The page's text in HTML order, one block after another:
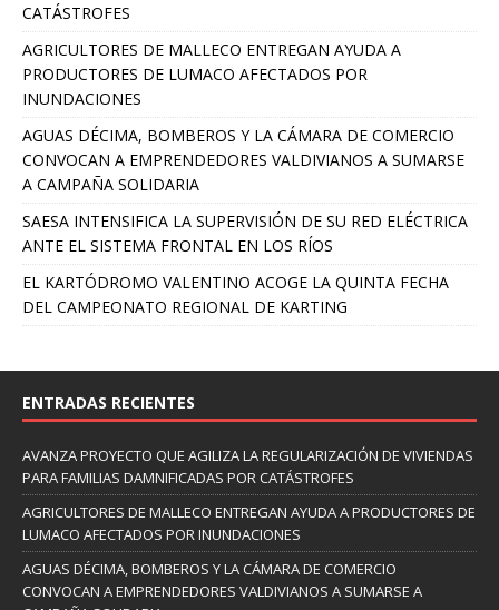
CATÁSTROFES
AGRICULTORES DE MALLECO ENTREGAN AYUDA A
PRODUCTORES DE LUMACO AFECTADOS POR
INUNDACIONES
AGUAS DÉCIMA, BOMBEROS Y LA CÁMARA DE COMERCIO
CONVOCAN A EMPRENDEDORES VALDIVIANOS A SUMARSE
A CAMPAÑA SOLIDARIA
SAESA INTENSIFICA LA SUPERVISIÓN DE SU RED ELÉCTRICA
ANTE EL SISTEMA FRONTAL EN LOS RÍOS
EL KARTÓDROMO VALENTINO ACOGE LA QUINTA FECHA
DEL CAMPEONATO REGIONAL DE KARTING
ENTRADAS RECIENTES
AVANZA PROYECTO QUE AGILIZA LA REGULARIZACIÓN DE VIVIENDAS
PARA FAMILIAS DAMNIFICADAS POR CATÁSTROFES
AGRICULTORES DE MALLECO ENTREGAN AYUDA A PRODUCTORES DE
LUMACO AFECTADOS POR INUNDACIONES
AGUAS DÉCIMA, BOMBEROS Y LA CÁMARA DE COMERCIO
CONVOCAN A EMPRENDEDORES VALDIVIANOS A SUMARSE A